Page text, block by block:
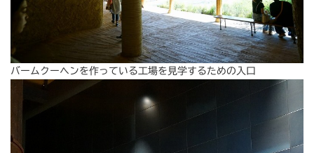
バームクーヘンを作っている工場を見学するための入口